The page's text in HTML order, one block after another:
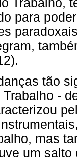
Trabalho,
para
tão
-
mas
um